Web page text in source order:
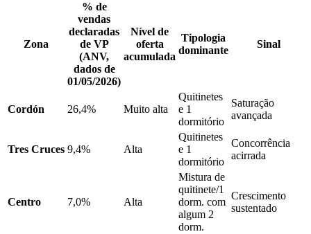
Zona
% de
vendas
declaradas
de VP
(ANV,
dados de
01/05/2026)
Nível de
oferta
acumulada
Tipologia
dominante
Sinal
Cordón 26,4% Muito alta
Quitinetes
e 1
dormitório
Saturação
avançada
Tres Cruces 9,4% Alta
Quitinetes
e 1
dormitório
Concorrência
acirrada
Centro 7,0% Alta
Mistura de
quitinete/1
dorm. com
algum 2
dorm.
Crescimento
sustentado